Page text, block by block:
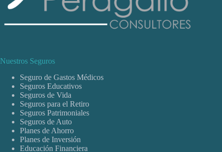
Nuestros Seguros
Seguro de Gastos Médicos
Seguros Educativos
Seguros de Vida
Seguros para el Retiro
Seguros Patrimoniales
Seguros de Auto
Planes de Ahorro
Planes de Inversión
Educación Financiera